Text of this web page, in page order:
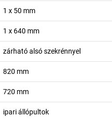
1 x 50 mm
1 x 640 mm
zárható alsó szekrénnyel
820 mm
720 mm
ipari állópultok